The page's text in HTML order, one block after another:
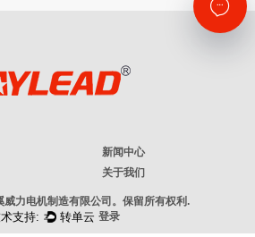
新闻中心
关于我们
力电机制造有限公司。保留所有权利.
登录